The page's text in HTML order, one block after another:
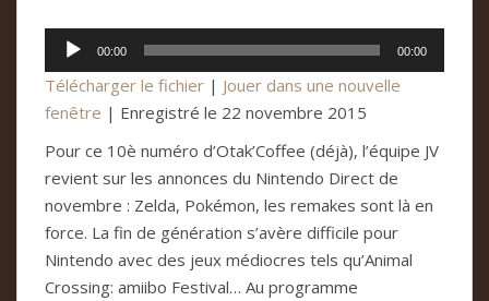
Lecteur
audio
00:00 00:00
Télécharger le fichier | Jouer dans une nouvelle
fenêtre | Enregistré le 22 novembre 2015
Pour ce 10è numéro d’Otak’Coffee (déjà), l’équipe JV
revient sur les annonces du Nintendo Direct de
novembre : Zelda, Pokémon, les remakes sont là en
force. La fin de génération s’avère difficile pour
Nintendo avec des jeux médiocres tels qu’Animal
Crossing: amiibo Festival… Au programme